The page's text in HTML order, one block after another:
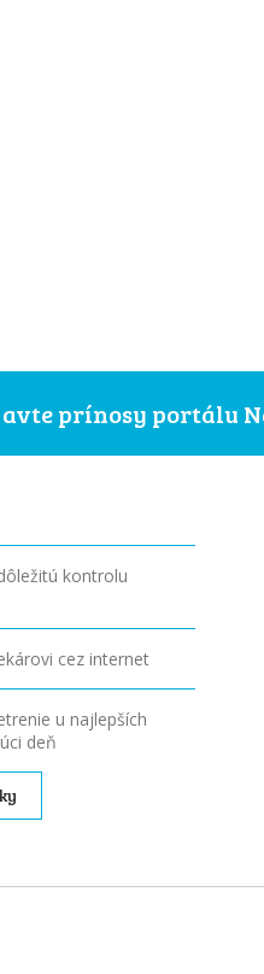
prínosy portálu
kontrolu
cez internet
u najlepších
deň